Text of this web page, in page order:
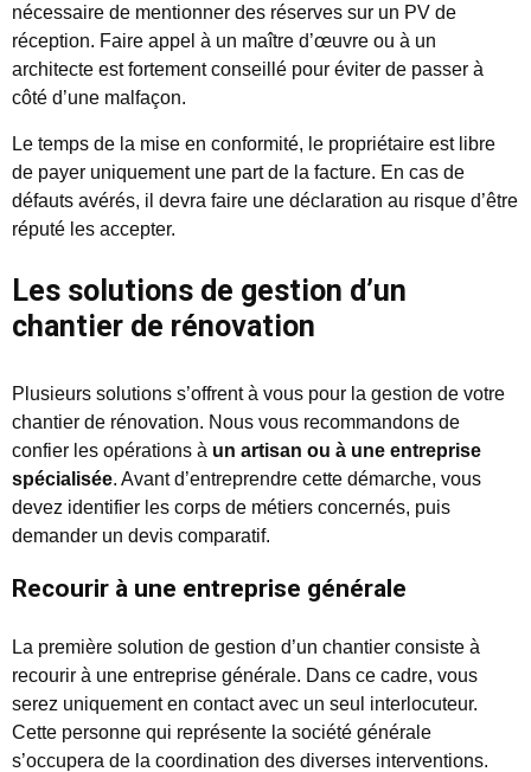
nécessaire de mentionner des réserves sur un PV de
réception. Faire appel à un maître d’œuvre ou à un
architecte est fortement conseillé pour éviter de passer à
côté d’une malfaçon.
Le temps de la mise en conformité, le propriétaire est libre
de payer uniquement une part de la facture. En cas de
défauts avérés, il devra faire une déclaration au risque d’être
réputé les accepter.
Les solutions de gestion d’un
chantier de rénovation
Plusieurs solutions s’offrent à vous pour la gestion de votre
chantier de rénovation. Nous vous recommandons de
confier les opérations à un artisan ou à une entreprise
spécialisée. Avant d’entreprendre cette démarche, vous
devez identifier les corps de métiers concernés, puis
demander un devis comparatif.
Recourir à une entreprise générale
La première solution de gestion d’un chantier consiste à
recourir à une entreprise générale. Dans ce cadre, vous
serez uniquement en contact avec un seul interlocuteur.
Cette personne qui représente la société générale
s’occupera de la coordination des diverses interventions.